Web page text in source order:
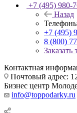
+7 (495) 980-
Назад
+7 (495)
8 (800)
Заказать
Контактная
Почтовый адрес:
Бизнес центр
info@toppodarky.ru